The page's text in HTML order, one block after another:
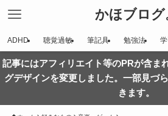
かほブログ
ADHD 聴覚過敏 筆記具 勉強法
記事にはアフィリエイト等のPRが含ま
グデザインを変更しました。一部見づ
きます。